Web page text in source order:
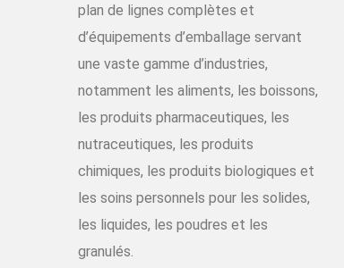
plan de lignes complètes et
d’équipements d’emballage servant
une vaste gamme d’industries,
notamment les aliments, les boissons,
les produits pharmaceutiques, les
nutraceutiques, les produits
chimiques, les produits biologiques et
les soins personnels pour les solides,
les liquides, les poudres et les
granulés.